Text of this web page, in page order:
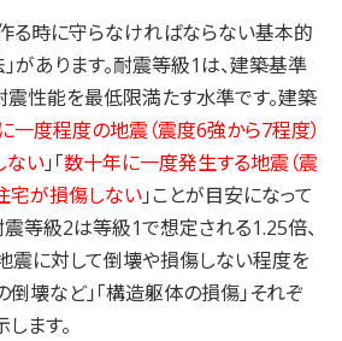
る時に守らなければならない基本的
があります。耐震等級1は、建築基準
性能を最低限満たす水準です。建築
一度程度の地震（震度6強から7程度）
ない」「数十年に一度発生する地震（震
宅が損傷しない」ことが目安になって
震等級2は等級1で想定される1.25倍、
震に対して倒壊や損傷しない程度を
倒壊など」「構造躯体の損傷」それぞ
ます。